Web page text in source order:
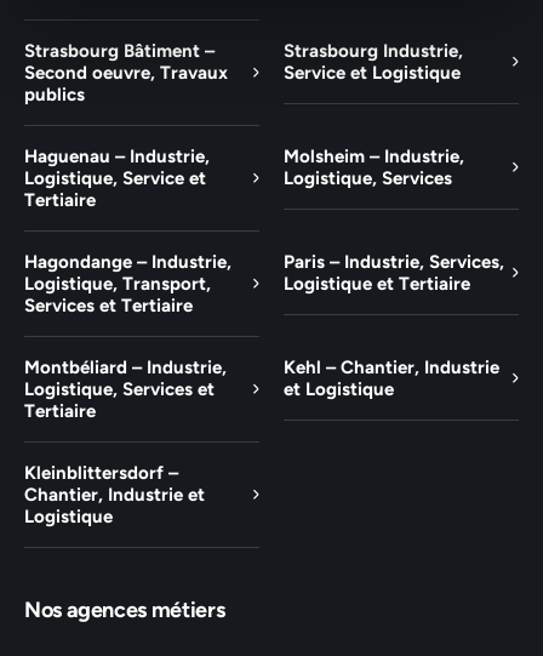
Strasbourg Bâtiment –
Second oeuvre, Travaux
publics
Strasbourg Industrie,
Service et Logistique
Haguenau – Industrie,
Logistique, Service et
Tertiaire
Molsheim – Industrie,
Logistique, Services
Hagondange – Industrie,
Logistique, Transport,
Services et Tertiaire
Paris – Industrie, Services,
Logistique et Tertiaire
Montbéliard – Industrie,
Logistique, Services et
Tertiaire
Kehl – Chantier, Industrie
et Logistique
Kleinblittersdorf –
Chantier, Industrie et
Logistique
Nos agences métiers